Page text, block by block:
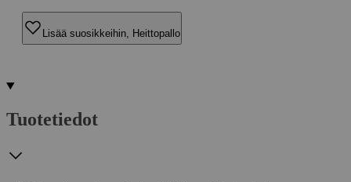
Lisää suosikkeihin, Heittopallo
Tuotetiedot